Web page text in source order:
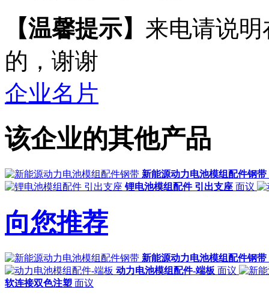
【温馨提示】 来电请说
的，谢谢
企业名片
该企业的其他产品
新能源动力电池模组配件钢带
锂电池模组配件 引出支座 面议
向您推荐
新能源动力电池模组配件钢带
动力电池模组配件-端板 面议
软连接双色注塑 面议